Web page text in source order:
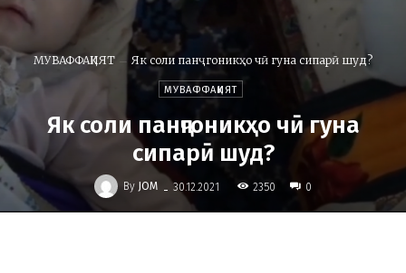
МУВАФФАҚИЯТ Як соли панҷгоникҳо чӣ гуна сипарӣ шуд?
МУВАФФАҚИЯТ
Як соли панҷгоникҳо чӣ гуна
сипарӣ шуд?
By JOM - 30.12.2021 2350 0